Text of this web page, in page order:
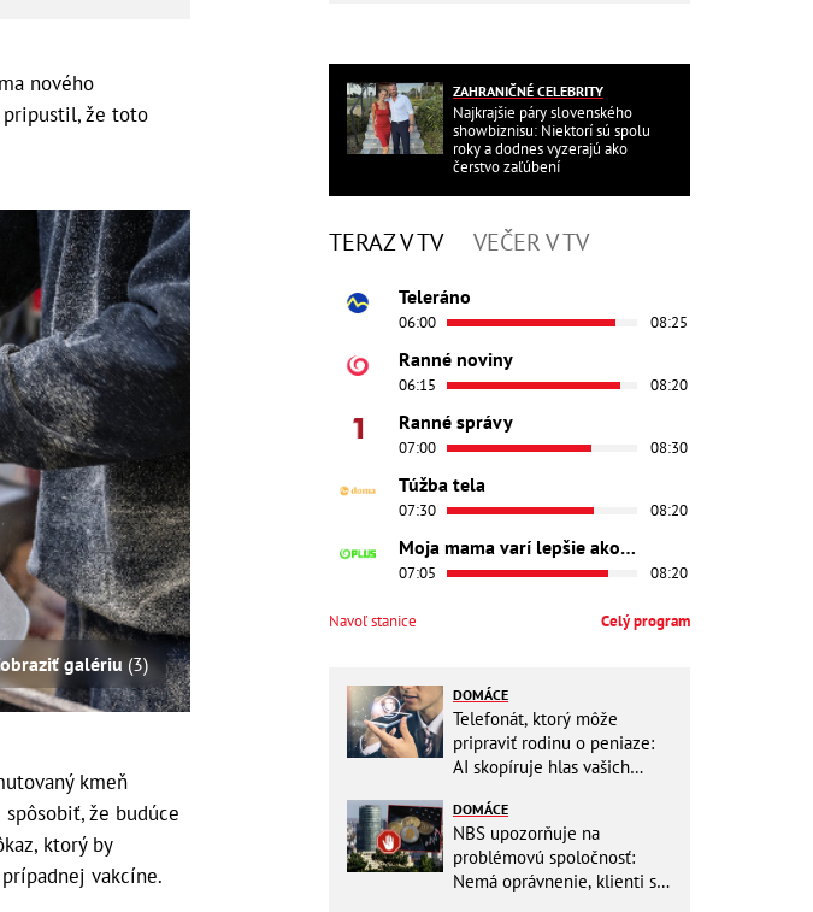
nového
pripustil, že toto
galériu (3)
kmeň
že budúce
ktorý by
vakcíne.
ZAHRANIČNÉ CELEBRITY
Najkrajšie páry slovenského
showbiznisu: Niektorí sú spolu
roky a dodnes vyzerajú ako
čerstvo zaľúbení
TERAZ V TV VEČER V TV
Teleráno
06:00 08:25
Ranné noviny
06:15 08:20
Ranné správy
07:00 08:30
Túžba tela
07:30 08:20
Moja mama varí lepšie ako tvoja
07:05 08:20
Navoľ stanice Celý program
DOMÁCE
Telefonát, ktorý môže
pripraviť rodinu o peniaze:
AI skopíruje hlas vašich
jednoduchý trik
DOMÁCE
NBS upozorňuje na
problémovú spoločnosť:
Nemá oprávnenie, klienti sa